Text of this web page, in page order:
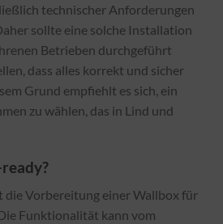
technischer Anforderungen
sollte eine solche Installation
Betrieben durchgeführt
dass alles korrekt und sicher
Grund empfiehlt es sich, ein
zu wählen, das in Lind und
die Vorbereitung einer Wallbox für
Funktionalität kann vom